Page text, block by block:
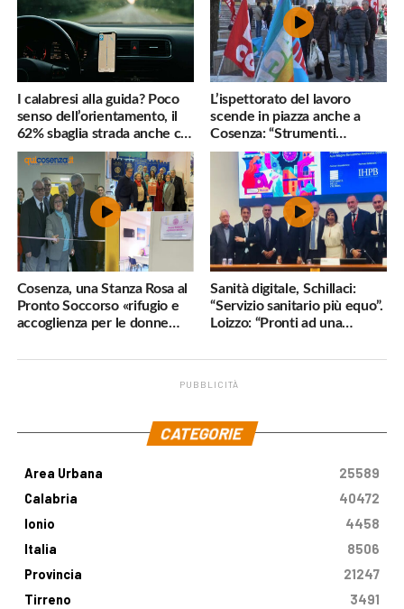
I calabresi alla guida? Poco
senso dell’orientamento, il
62% sbaglia strada anche col
navigatore
L’ispettorato del lavoro
scende in piazza anche a
Cosenza: “Strumenti
inadeguati al nostro lavoro”
Cosenza, una Stanza Rosa al
Pronto Soccorso «rifugio e
accoglienza per le donne
Sanità digitale, Schillaci:
“Servizio sanitario più equo”.
Loizzo: “Pronti ad una
Terapie Digitali”
PUBBLICITÀ
CATEGORIE
Area Urbana
25589
Calabria
40472
Ionio
4458
Italia
8506
Provincia
21247
Tirreno
3491